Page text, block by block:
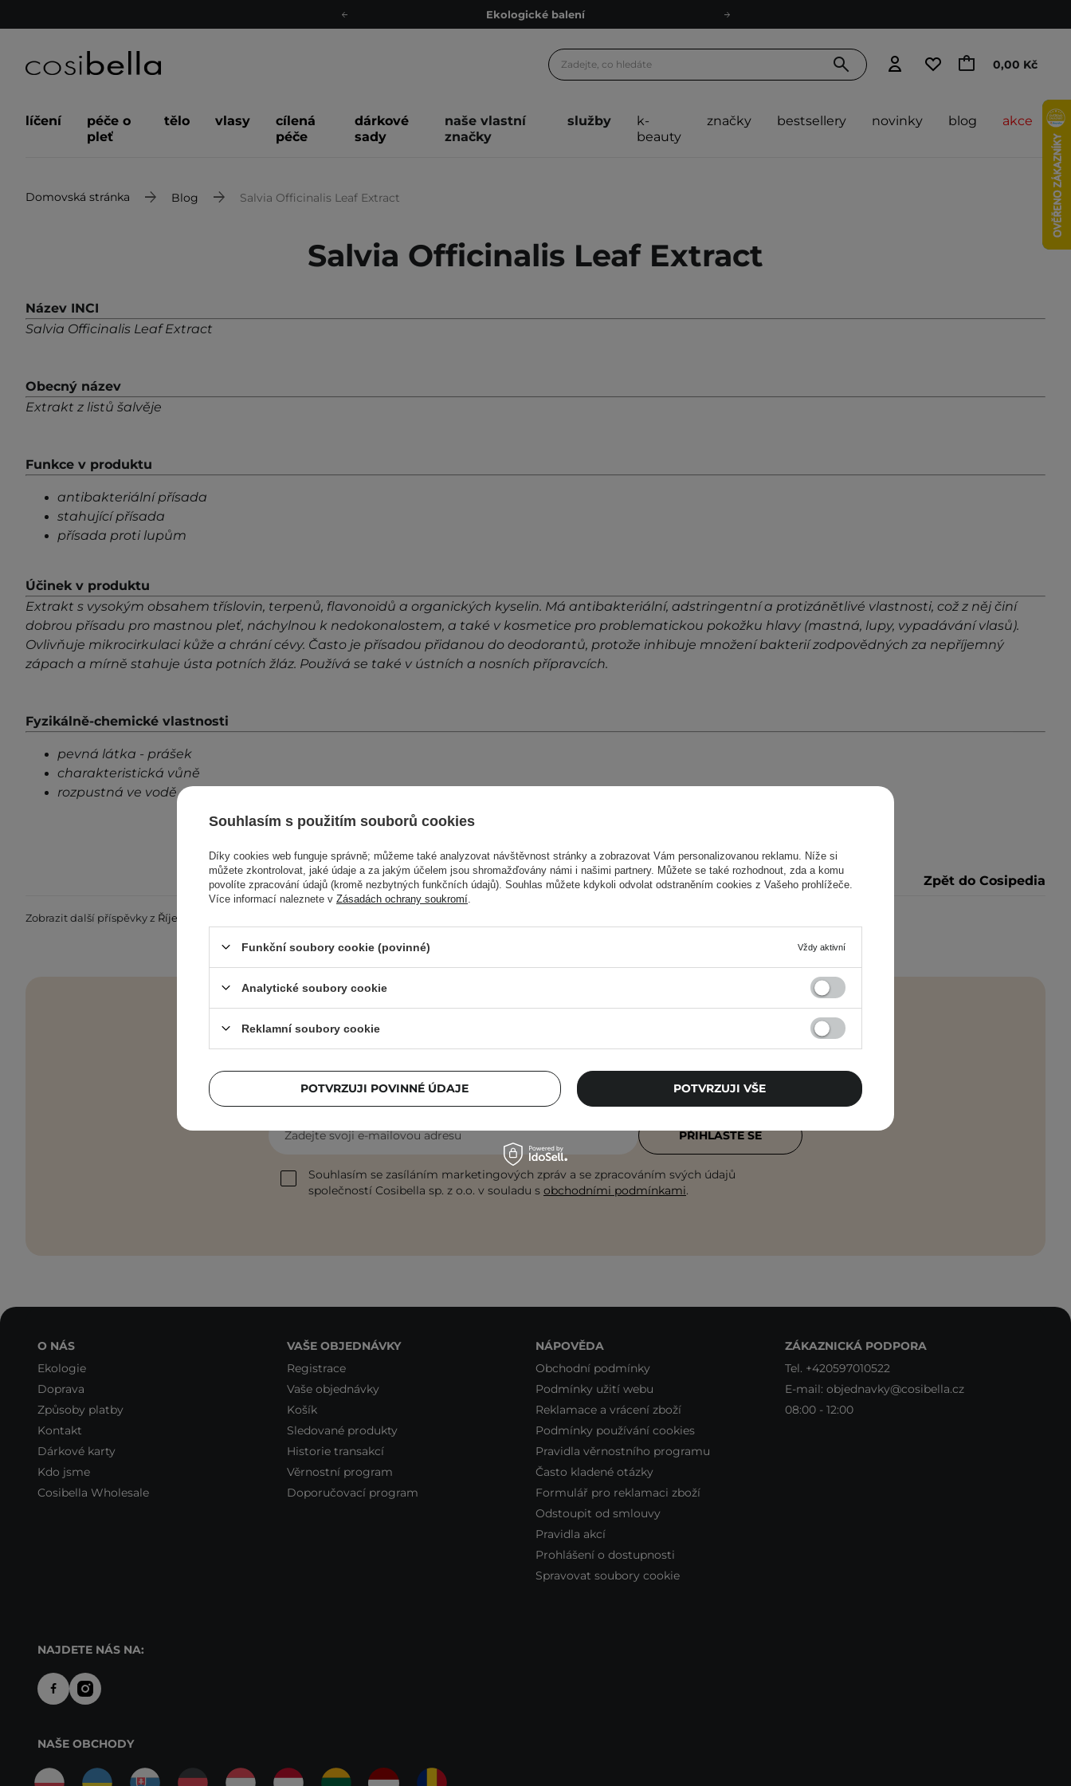
Ekologické balení
Odeslání do 24 hod.
Ekologické balení
0,00 Kč
líčení
péče o
pleť
tělo vlasy
cílená
péče
dárkové
sady
naše vlastní
značky
služby
k-
beauty
značky bestsellery novinky blog akce
Domovská stránka Blog Salvia Officinalis Leaf Extract
Salvia Officinalis Leaf Extract
Název INCI
Salvia Officinalis Leaf Extract
Obecný název
Extrakt z listů šalvěje
Funkce v produktu
antibakteriální přísada
stahující přísada
přísada proti lupům
Účinek v produktu
Extrakt s vysokým obsahem tříslovin, terpenů, flavonoidů a organických kyselin. Má antibakteriální, adstringentní a protizánětlivé vlastnosti, což z něj činí
dobrou přísadu pro mastnou pleť, náchylnou k nedokonalostem, a také v kosmetice pro problematickou pokožku hlavy (mastná, lupy, vypadávání vlasů).
Ovlivňuje mikrocirkulaci kůže a chrání cévy. Často je přísadou přidanou do deodorantů, protože inhibuje množení bakterií zodpovědných za nepříjemný
zápach a mírně stahuje ústa potních žláz. Používá se také v ústních a nosních přípravcích.
Fyzikálně-chemické vlastnosti
pevná látka - prášek
charakteristická vůně
rozpustná ve vodě
Zpět do Cosipedia
Zobrazit další příspěvky z Říjen 2021
Skincare checklisty, odborné rady a novinky ze světa beauty – přímo do vašeho e-
Zadejte svoji e-mailovou adresu
Souhlasím se zasíláním marketingových zpráv a se zpracováním svých údajů
společností Cosibella sp. z o.o. v souladu s obchodními podmínkami.
PŘIHLASTE SE
O NÁS
Ekologie
Doprava
Způsoby platby
Kontakt
Dárkové karty
Kdo jsme
Cosibella Wholesale
VAŠE OBJEDNÁVKY
Registrace
Vaše objednávky
Košík
Sledované produkty
Historie transakcí
Věrnostní program
Doporučovací program
NÁPOVĚDA
Obchodní podmínky
Podmínky užití webu
Reklamace a vrácení zboží
Podmínky používání cookies
Pravidla věrnostního programu
Často kladené otázky
Formulář pro reklamaci zboží
Odstoupit od smlouvy
Pravidla akcí
Prohlášení o dostupnosti
Spravovat soubory cookie
ZÁKAZNICKÁ PODPORA
Tel. +420597010522
E-mail: objednavky@cosibella.cz
08:00 - 12:00
NAJDETE NÁS NA:
NAŠE OBCHODY
Souhlasím s použitím souborů cookies
Díky cookies web funguje správně; můžeme také analyzovat návštěvnost stránky a zobrazovat Vám personalizovanou reklamu. Níže si
můžete zkontrolovat, jaké údaje a za jakým účelem jsou shromažďovány námi i našimi partnery. Můžete se také rozhodnout, zda a komu
povolíte zpracování údajů (kromě nezbytných funkčních údajů). Souhlas můžete kdykoli odvolat odstraněním cookies z Vašeho prohlížeče.
Více informací naleznete v Zásadách ochrany soukromí
Funkční soubory cookie (povinné) Vždy aktivní
Analytické soubory cookie
Reklamní soubory cookie
POTVRZUJI POVINNÉ ÚDAJE POTVRZUJI VŠE